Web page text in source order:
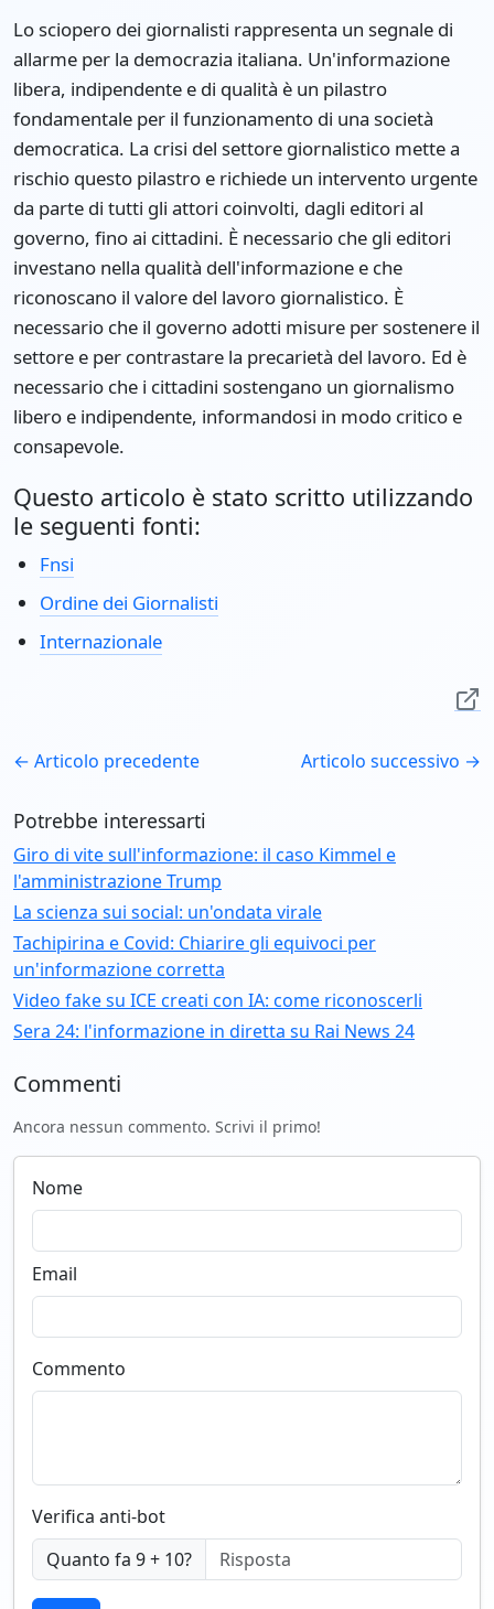
Lo sciopero dei giornalisti rappresenta un segnale di
allarme per la democrazia italiana. Un'informazione
libera, indipendente e di qualità è un pilastro
fondamentale per il funzionamento di una società
democratica. La crisi del settore giornalistico mette a
rischio questo pilastro e richiede un intervento urgente
da parte di tutti gli attori coinvolti, dagli editori al
governo, fino ai cittadini. È necessario che gli editori
investano nella qualità dell'informazione e che
riconoscano il valore del lavoro giornalistico. È
necessario che il governo adotti misure per sostenere il
settore e per contrastare la precarietà del lavoro. Ed è
necessario che i cittadini sostengano un giornalismo
libero e indipendente, informandosi in modo critico e
consapevole.
Questo articolo è stato scritto utilizzando
le seguenti fonti:
Fnsi
Ordine dei Giornalisti
Internazionale
← Articolo precedente Articolo successivo →
Potrebbe interessarti
Giro di vite sull'informazione: il caso Kimmel e
l'amministrazione Trump
La scienza sui social: un'ondata virale
Tachipirina e Covid: Chiarire gli equivoci per
un'informazione corretta
Video fake su ICE creati con IA: come riconoscerli
Sera 24: l'informazione in diretta su Rai News 24
Commenti
Ancora nessun commento. Scrivi il primo!
Nome
Email
Commento
Verifica anti-bot
Quanto fa 9 + 10?